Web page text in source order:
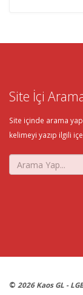
Site İçi
Site içinde arama
kelimeyi yazıp ilgili
© 2026 Kaos GL -